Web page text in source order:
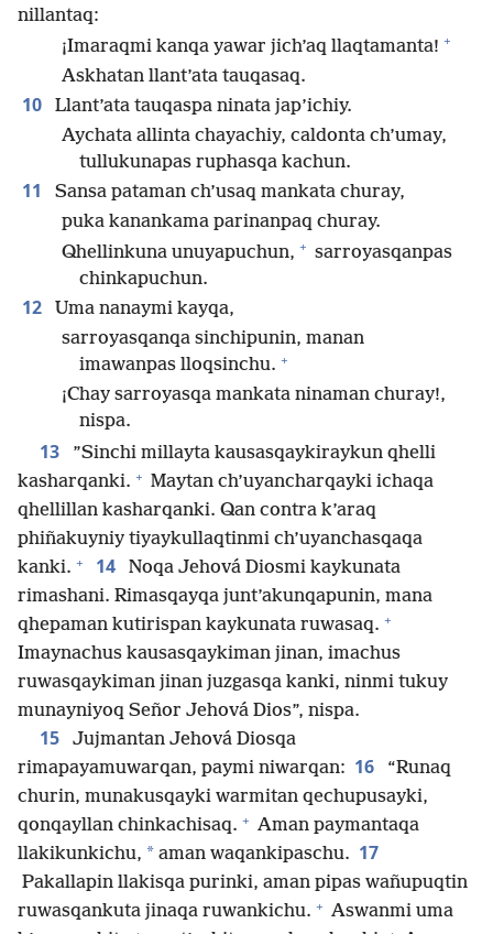
nillantaq:
¡Imaraqmi kanqa yawar jich’aq llaqtamanta! +
Askhatan llant’ata tauqasaq.
10
Llant’ata tauqaspa ninata jap’ichiy.
Aychata allinta chayachiy, caldonta ch’umay,
tullukunapas ruphasqa kachun.
11
Sansa pataman ch’usaq mankata churay,
puka kanankama parinanpaq churay.
Qhellinkuna unuyapuchun, + sarroyasqanpas
chinkapuchun.
12
Uma nanaymi kayqa,
sarroyasqanqa sinchipunin, manan
imawanpas lloqsinchu. +
¡Chay sarroyasqa mankata ninaman churay!,
nispa.
13
”Sinchi millayta kausasqaykiraykun qhelli
kasharqanki. + Maytan ch’uyancharqayki ichaqa
qhellillan kasharqanki. Qan contra k’araq
phiñakuyniy tiyaykullaqtinmi ch’uyanchasqaqa
kanki. + 14
Noqa Jehová Diosmi kaykunata
rimashani. Rimasqayqa junt’akunqapunin, mana
qhepaman kutirispan kaykunata ruwasaq. +
Imaynachus kausasqaykiman jinan, imachus
ruwasqaykiman jinan juzgasqa kanki, ninmi tukuy
munayniyoq Señor Jehová Dios”, nispa.
15
Jujmantan Jehová Diosqa
rimapayamuwarqan, paymi niwarqan: 16
“Runaq
churin, munakusqayki warmitan qechupusayki,
qonqayllan chinkachisaq. + Aman paymantaqa
llakikunkichu, * aman waqankipaschu. 17
Pakallapin llakisqa purinki, aman pipas wañupuqtin
ruwasqankuta jinaqa ruwankichu. + Aswanmi uma